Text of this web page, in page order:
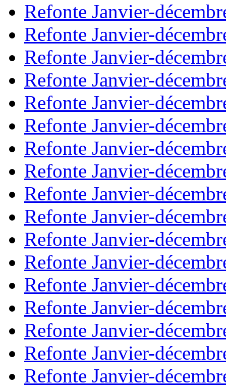
Refonte Janvier-
Refonte Janvier-
Refonte Janvier-
Refonte Janvier-
Refonte Janvier-
Refonte Janvier-
Refonte Janvier-
Refonte Janvier-
Refonte Janvier-
Refonte Janvier-
Refonte Janvier-
Refonte Janvier-
Refonte Janvier-
Refonte Janvier-
Refonte Janvier-
Refonte Janvier-
Refonte Janvier-